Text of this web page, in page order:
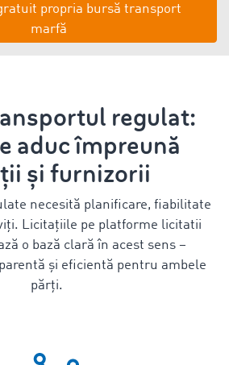
propria bursă transport
marfă
regulat:
aduc împreună
și furnizorii
necesită planificare, fiabilitate
Licitațiile pe platforme licitatii
o bază clară în acest sens –
și eficientă pentru ambele
părți.